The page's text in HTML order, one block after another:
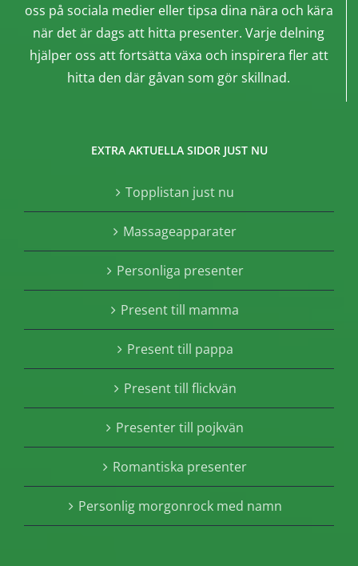
oss på sociala medier eller tipsa dina nära och kära
när det är dags att hitta presenter. Varje delning
hjälper oss att fortsätta växa och inspirera fler att
hitta den där gåvan som gör skillnad.
EXTRA AKTUELLA SIDOR JUST NU
Topplistan just nu
Massageapparater
Personliga presenter
Present till mamma
Present till pappa
Present till flickvän
Presenter till pojkvän
Romantiska presenter
Personlig morgonrock med namn